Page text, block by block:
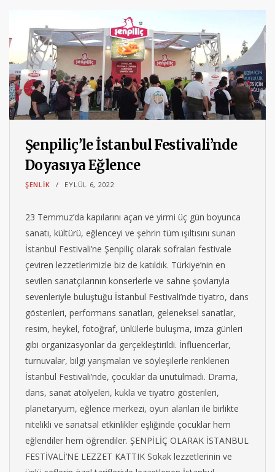
Şenpiliç’le İstanbul Festivali’nde
Doyasıya Eğlence
ŞENLIK EYLÜL 6, 2022
23 Temmuz’da kapılarını açan ve yirmi üç gün boyunca
sanatı, kültürü, eğlenceyi ve şehrin tüm ışıltısını sunan
İstanbul Festivali’ne Şenpiliç olarak sofraları festivale
çeviren lezzetlerimizle biz de katıldık. Türkiye’nin en
sevilen sanatçılarının konserlerle ve sahne şovlarıyla
sevenleriyle buluştuğu İstanbul Festivali’nde tiyatro, dans
gösterileri, performans sanatları, geleneksel sanatlar,
resim, heykel, fotoğraf, ünlülerle buluşma, imza günleri
gibi organizasyonlar da gerçekleştirildi. İnfluencerlar,
turnuvalar, bilgi yarışmaları ve söyleşilerle renklenen
İstanbul Festivali’nde, çocuklar da unutulmadı. Drama,
dans, sanat atölyeleri, kukla ve tiyatro gösterileri,
planetaryum, eğlence merkezi, oyun alanları ile birlikte
nitelikli ve sanatsal etkinlikler eşliğinde çocuklar hem
eğlendiler hem öğrendiler. ŞENPİLİÇ OLARAK İSTANBUL
FESTİVALİ’NE LEZZET KATTIK Sokak lezzetlerinin ve